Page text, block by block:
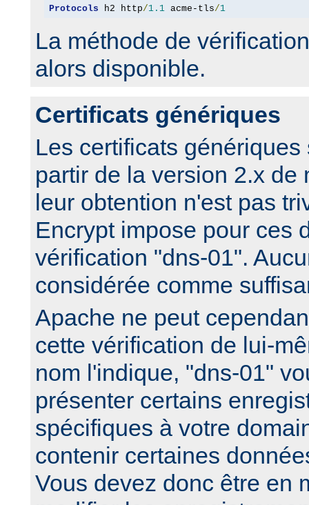
Protocols h2 http/1.1 acme-tls/1
La méthode de
alors disponible.
Certificats génériques
Les certificats
partir de la version 2.x de
leur obtention n'est pas
Encrypt impose pour ces
vérification "dns-01".
considérée comme
Apache ne peut
cette vérification de lui-
nom l'indique, "dns-01"
présenter certains
spécifiques à votre
contenir certaines
Vous devez donc être en